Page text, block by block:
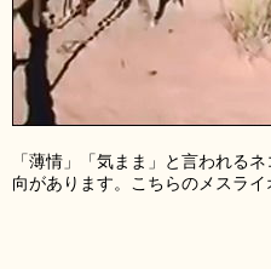
「薄情」「気まま」と言われる
向があります。こちらのメスラ